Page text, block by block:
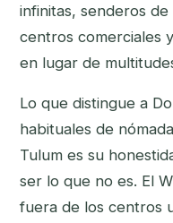
infinitas, senderos
centros comerciales
en lugar de
Lo que distingue a
habituales de
Tulum es su
ser lo que no es. El
fuera de los centros